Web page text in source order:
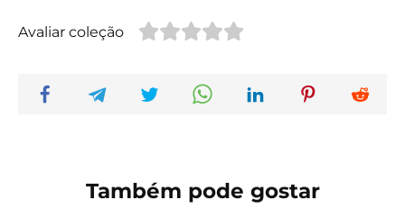
Avaliar coleção
Também pode gostar